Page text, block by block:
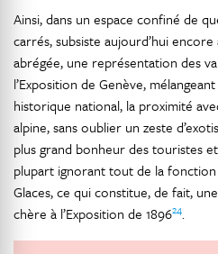
Ainsi, dans un espace confiné de
carrés, subsiste aujourd’hui
abrégée, une représentation des
l’Exposition de Genève,
historique national, la proximité
alpine, sans oublier un zeste
plus grand bonheur des touristes
plupart ignorant tout de la
Glaces, ce qui constitue, de fait,
chère à l’Exposition de 189624.